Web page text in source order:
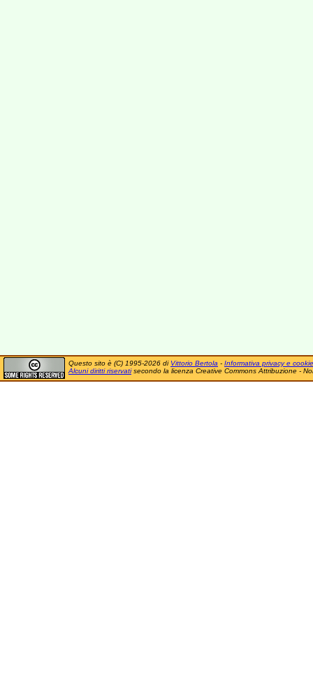
Questo sito è (C) 1995-2026 di Vittorio Bertola - Informativa privacy e cookie
Alcuni diritti riservatisecondo la licenza Creative Commons Attribuzione -